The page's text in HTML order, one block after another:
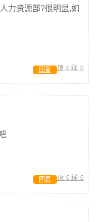
力资源部?很明显,如
顶: 0 踩: 0
回复
顶: 0 踩: 0
回复